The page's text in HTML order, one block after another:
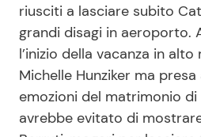
Contattaci
Pubblicità
Privacy Policy
riusciti a lasciare subito
grandi disagi in aeroporto.
l’inizio della vacanza in
Michelle Hunziker ma
emozioni del matrimonio
avrebbe evitato di